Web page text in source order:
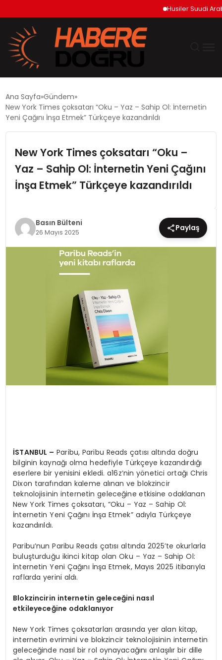
Husiler Suudi
EKONOMİ
DÜNYA
TEKNOLOJİ
SPOR
EĞİTİM
Ana Sayfa Gündem
New York Times çoksatarı “Oku – Yaz – Sahip Ol: İnternetin
Yeni Çağını İnşa Etmek” Türkçeye kazandırıldı
New York Times çoksatarı “Oku –
Yaz – Sahip Ol: İnternetin Yeni Çağını
İnşa Etmek” Türkçeye kazandırıldı
Basın Bülteni
26 Mayıs 2025 Paylaş
İSTANBUL – Paribu, Paribu Reads çatısı altında doğru
bilginin kaynağı olma hedefiyle Türkçeye kazandırdığı
eserlere bir yenisini ekledi. a16z’nin yönetici ortağı Chris
Dixon tarafından kaleme alınan ve blokzincir
teknolojisinin internetin geleceğine etkisine odaklanan
New York Times çoksatarı, “Oku – Yaz – Sahip Ol:
İnternetin Yeni Çağını İnşa Etmek” adıyla Türkçeye
kazandırıldı.
Paribu’nun Paribu Reads çatısı altında 2025’te okurlarla
buluşturduğu ikinci kitap olan Oku – Yaz – Sahip Ol:
İnternetin Yeni Çağını İnşa Etmek, Mayıs 2025 itibarıyla
raflarda yerini aldı.
Blokzincirin internetin geleceğini nasıl
etkileyeceğine odaklanıyor
New York Times çoksatarları arasında yer alan kitap,
internetin evrimini ve blokzincir teknolojisinin internetin
geleceğinde nasıl bir rol oynayacağını anlaşılır bir dille